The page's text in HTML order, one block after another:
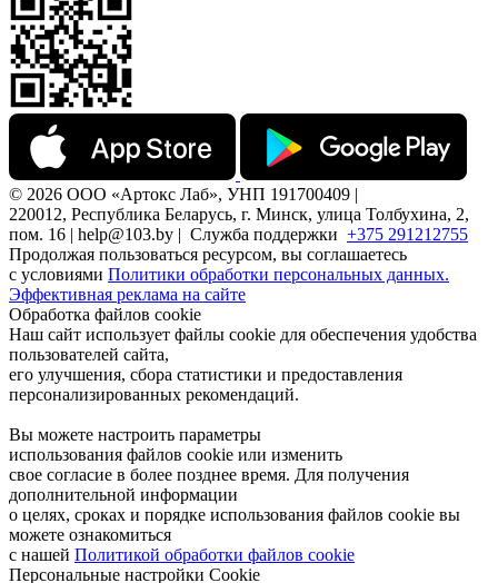
© 2026 ООО «Артокс Лаб», УНП 191700409 |
220012, Республика Беларусь, г. Минск, улица Толбухина, 2,
пом. 16 | help@103.by | Служба поддержки +375 291212755
Продолжая пользоваться ресурсом, вы соглашаетесь
с условиями Политики обработки персональных данных.
Эффективная реклама на сайте
Обработка файлов cookie
Наш сайт использует файлы cookie для обеспечения удобства
пользователей сайта,
его улучшения, сбора статистики и предоставления
персонализированных рекомендаций.
Вы можете настроить параметры
использования файлов cookie или изменить
свое согласие в более позднее время. Для получения
дополнительной информации
о целях, сроках и порядке использования файлов cookie вы
можете ознакомиться
с нашей Политикой обработки файлов cookie
Персональные настройки Cookie